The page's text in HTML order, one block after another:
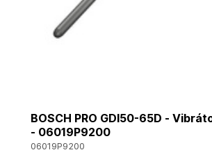
BOSCH PRO GDI50-65D -
- 06019P9200
06019P9200